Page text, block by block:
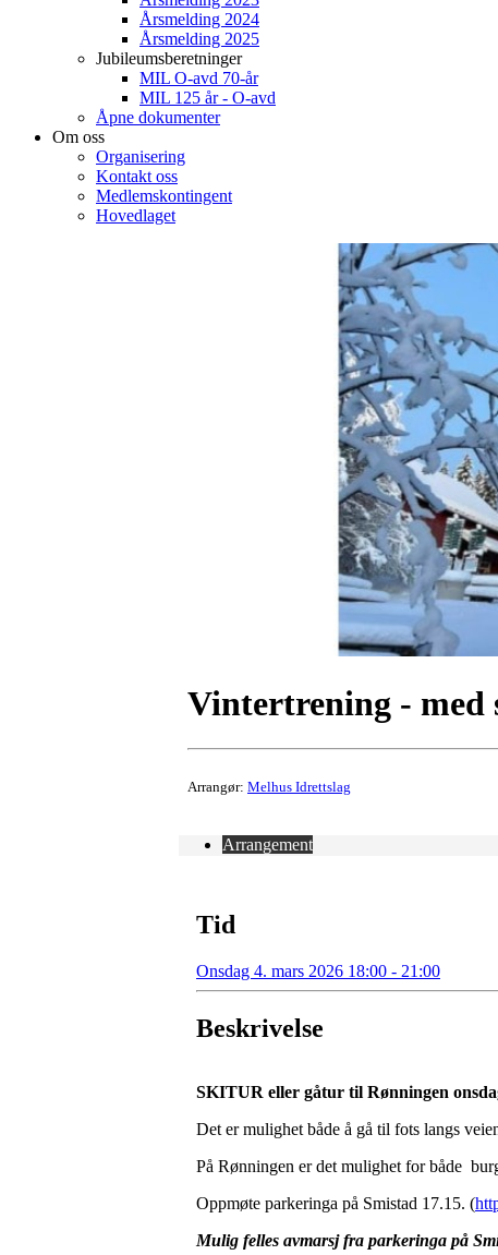
Årsmelding 2024
Årsmelding 2025
Jubileumsberetninger
MIL O-avd 70-år
MIL 125 år - O-avd
Åpne dokumenter
Om oss
Organisering
Kontakt oss
Medlemskontingent
Hovedlaget
Vintertrening -
Arrangør: Melhus Idrettslag
Arrangement
Tid
Onsdag 4. mars 2026 18:00 - 21:00
Beskrivelse
SKITUR eller gåtur til Rønningen
Det er mulighet både å gå til fots langs
På Rønningen er det mulighet for både
Oppmøte parkeringa på Smistad 17.15. (
Mulig felles avmarsj fra parkeringa på